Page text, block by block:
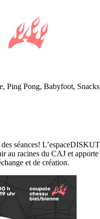
Ping Pong, Babyfoot,
séances! L’espaceDISKUT
au racines du CAJ et apporte
et de création.